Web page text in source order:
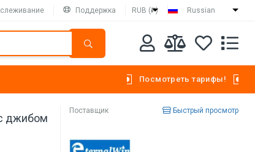
Поддержка RUB (₽) Russian
Посмотреть тарифы!
джибом
Поставщик Быстрый просмотр